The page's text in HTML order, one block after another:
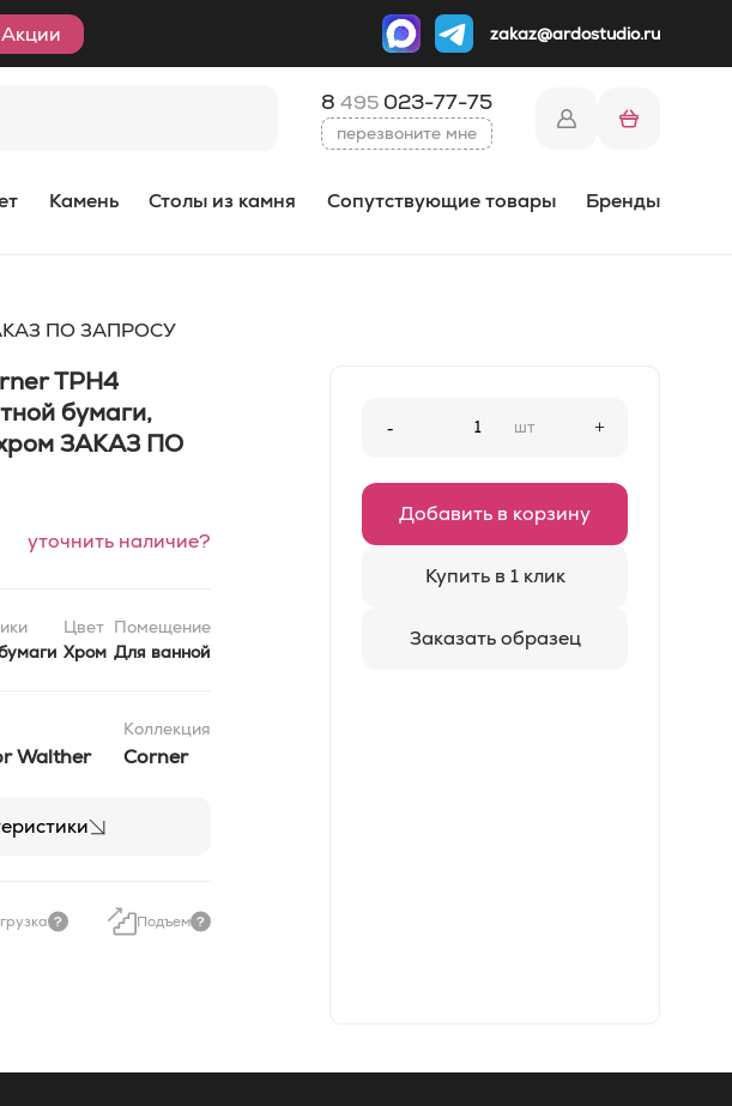
Акции zakaz@ardostudio.ru
8 495 023-77-75
перезвоните мне
Камень Столы из камня Сопутствующие товары Бренды
ПО ЗАПРОСУ
TPH4
бумаги,
хром ЗАКАЗ ПО
уточнить наличие?
Цвет
Хром
Помещение
Для ванной
Walther
Коллекция
Corner
Подъем
- шт +
Добавить в корзину
Купить в 1 клик
Заказать образец